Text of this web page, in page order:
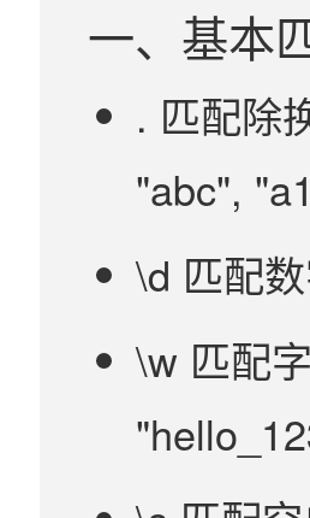
一、基本
. 匹配除
"abc",
\d 匹配
\w 匹配